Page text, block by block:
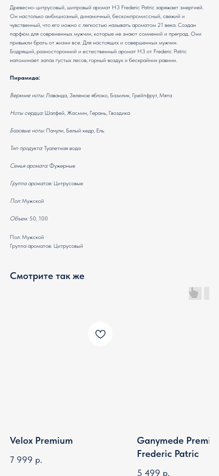
Древесно-цитрусовый, шипровый аромат H3 Frederic Patric заряжает энергией.
Он настолько амбициозный, динамичный, бескомпромиссный, свежий и
чувственный, что его можно с легкостью называть ароматом 21 века. Создан
парфюм для современных мужчин, которые не знают сомнений и преград. Они
привыкли брать от жизни все. Для настоящих и совершенных мужчин.
Бодрящий, разносторонний и естественный аромат H3 от Frederic Patric
напоминает запах густых лесов, горный воздух и бескрайних равнин.
Пирамида:
Верхние ноты:Лаванда, Зеленое яблоко, Базилик, Грейпфрут, Мята
Ноты сердца: Шалфей, Жасмин, Герань, Гвоздика
Базовые ноты:Пачули, Белый кедр, Ель
Тип продукта:Туалетная вода
Семья аромата:Фужерные
Группа ароматов:Цитрусовые
Пол:Мужской
Объем:50, 100
Пол: Мужской
Группа ароматов: Цитрусовый
Смотрите так же
Velox Premium
7 999 р.
Ganymede
Frederic Patric
5 499 р.